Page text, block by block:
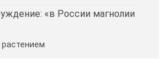
«в России магнолии
растением